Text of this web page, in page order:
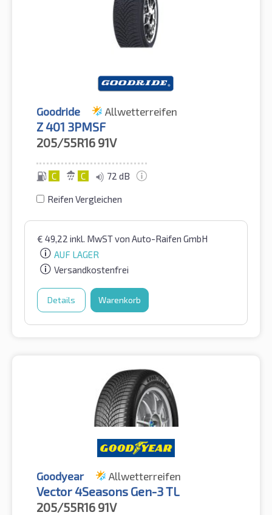
Goodride Allwetterreifen
Z 401 3PMSF
205/55R16 91V
C C 72 dB
Reifen Vergleichen
€ 49,22 inkl. MwSTvon Auto-Raifen GmbH
AUF LAGER
Versandkostenfrei
Details Warenkorb
Goodyear Allwetterreifen
Vector 4Seasons Gen-3 TL
205/55R16 91V